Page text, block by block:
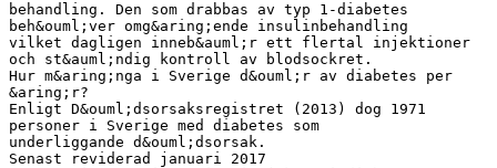
behandling. Den som drabbas av typ 1-diabetes
beh&ouml;ver omg&aring;ende insulinbehandling
vilket dagligen inneb&auml;r ett flertal injektioner
och st&auml;ndig kontroll av blodsockret.
Hur m&aring;nga i Sverige d&ouml;r av diabetes per
&aring;r?
Enligt D&ouml;dsorsaksregistret (2013) dog 1971
personer i Sverige med diabetes som
underliggande d&ouml;dsorsak.
Senast reviderad januari 2017